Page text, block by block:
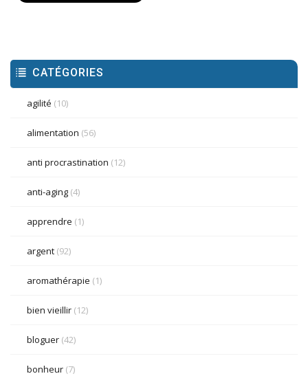
CATÉGORIES
agilité (10)
alimentation (56)
anti procrastination (12)
anti-aging (4)
apprendre (1)
argent (92)
aromathérapie (1)
bien vieillir (12)
bloguer (42)
bonheur (7)